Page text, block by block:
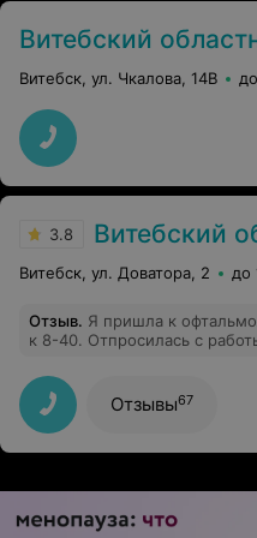
Витебский областной детский
Витебск, ул. Чкалова, 14В
3.8 Витебский областной
Витебск, ул. Доватора, 2 до
Отзыв. Я пришла к
к 8-40. Отпросилась с
сидели с 8-10 и прием с
После этого пригласили
врачу только 9-45. Не
Отзывы67